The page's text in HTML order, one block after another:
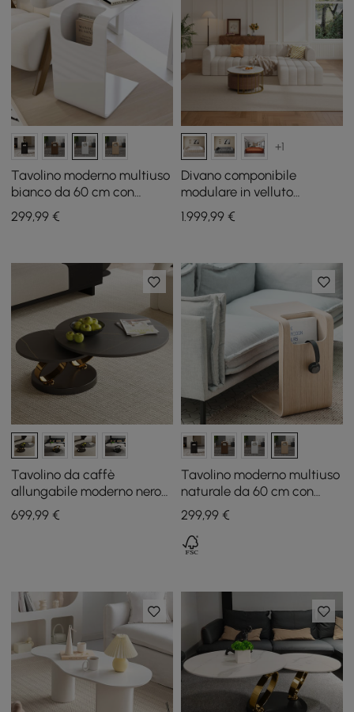
Tavolino moderno multiuso
bianco da 60 cm con
portariviste
299,99 €
+1
Divano componibile
modulare in velluto
trapuntato a canali da 302
cm 4 pezzi
1.999,99€
Tavolino da caffè
allungabile moderno nero
con piedistallo in metallo a
forma di anello
699,99 €
Tavolino moderno multiuso
naturale da 60 cm con
portariviste
299,99€